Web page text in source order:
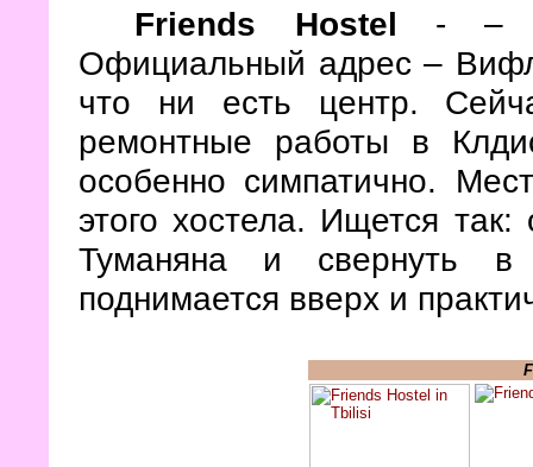
Friends Hostel - –
Официальный адрес –
что ни есть центр.
ремонтные работы в
особенно симпатично.
этого хостела. Ищется
Туманяна и свернуть в
поднимается вверх и